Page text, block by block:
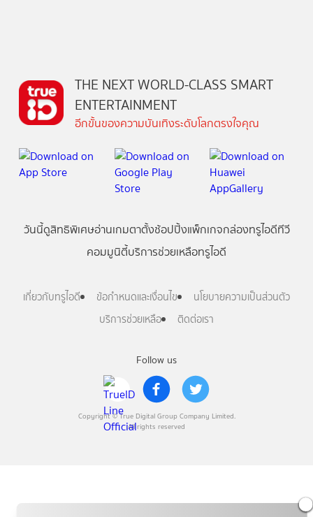
Follow us
Copyright © True Digital Group Company Limited.
All rights reserved
THE NEXT WORLD-CLASS SMART
ENTERTAINMENT
อีกขั้นของความบันเทิงระดับโลกตรงใจคุณ
วันนี้ดูสิทธิพิเศษอ่านเกมตาตั้งช้อปปิ้งแพ็กเกจกล่องทรูไอดีทีวี
คอมมูนิตี้บริการช่วยเหลือทรูไอดี
เกี่ยวกับทรูไอดี ข้อกำหนดและเงื่อนไข
นโยบายความเป็นส่วนตัว
บริการช่วยเหลือ
ติดต่อเรา